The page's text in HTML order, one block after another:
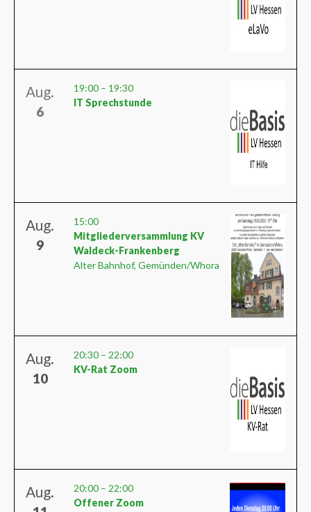
Aug.
6
19:00 – 19:30
IT Sprechstunde
Aug.
9
15:00
Mitgliederversammlung KV
Waldeck-Frankenberg
Alter Bahnhof, Gemünden/Whora
Aug.
10
20:30 – 22:00
KV-Rat Zoom
Aug. 20:00 – 22:00
Offener Zoom